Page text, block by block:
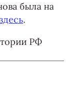
была на
.
РФ